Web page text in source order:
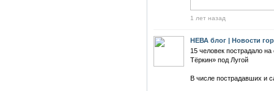
1 лет назад
НЕВА блог | Новости
15 человек пострадало
Тёркин» под Лугой
В числе пострадавших и